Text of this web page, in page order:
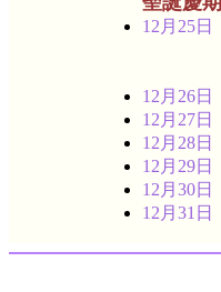
12月25日
12月26日
12月27日
12月28日
12月29日
12月30日
12月31日